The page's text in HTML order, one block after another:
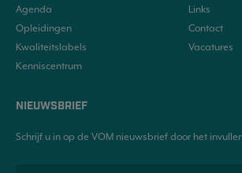
Agenda
Opleidingen
Kwaliteitslabels
Kenniscentrum
Links
Contact
Vacatures
NIEUWSBRIEF
Schrijf u in op de VOM nieuwsbrief door het